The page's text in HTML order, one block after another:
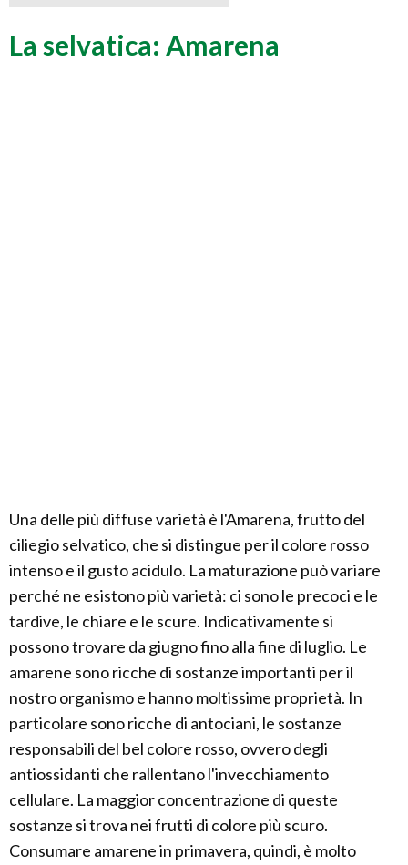
La selvatica: Amarena
Una delle più diffuse varietà è l'Amarena, frutto del
ciliegio selvatico, che si distingue per il colore rosso
intenso e il gusto acidulo. La maturazione può variare
perché ne esistono più varietà: ci sono le precoci e le
tardive, le chiare e le scure. Indicativamente si
possono trovare da giugno fino alla fine di luglio. Le
amarene sono ricche di sostanze importanti per il
nostro organismo e hanno moltissime proprietà. In
particolare sono ricche di antociani, le sostanze
responsabili del bel colore rosso, ovvero degli
antiossidanti che rallentano l'invecchiamento
cellulare. La maggior concentrazione di queste
sostanze si trova nei frutti di colore più scuro.
Consumare amarene in primavera, quindi, è molto